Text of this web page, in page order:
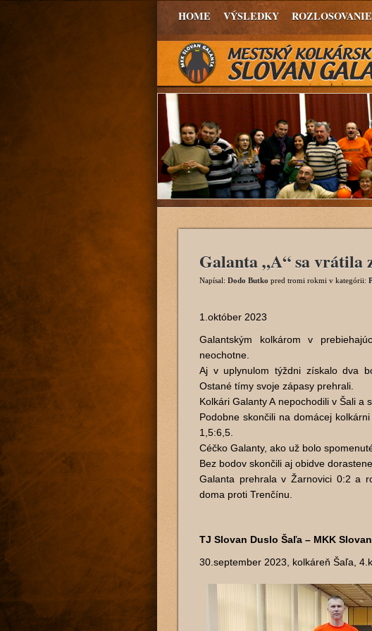
HOME VÝSLEDKY ROZLOSOVANIE
Galanta „A“ sa vrátila
Napísal: Dodo Butko pred tromi rokmi v kategórii:
1.október 2023
Galantským kolkárom v
neochotne.
Aj v uplynulom týždni získalo dva
Ostané tímy svoje zápasy prehrali.
Kolkári Galanty A nepochodili v Šali a
Podobne skončili na domácej
1,5:6,5.
Céčko Galanty, ako už bolo
Bez bodov skončili aj obidve
Galanta prehrala v Žarnovici 0:2 a
doma proti Trenčínu.
TJ Slovan Duslo Šaľa – MKK
30.september 2023, kolkáreň Šaľa,